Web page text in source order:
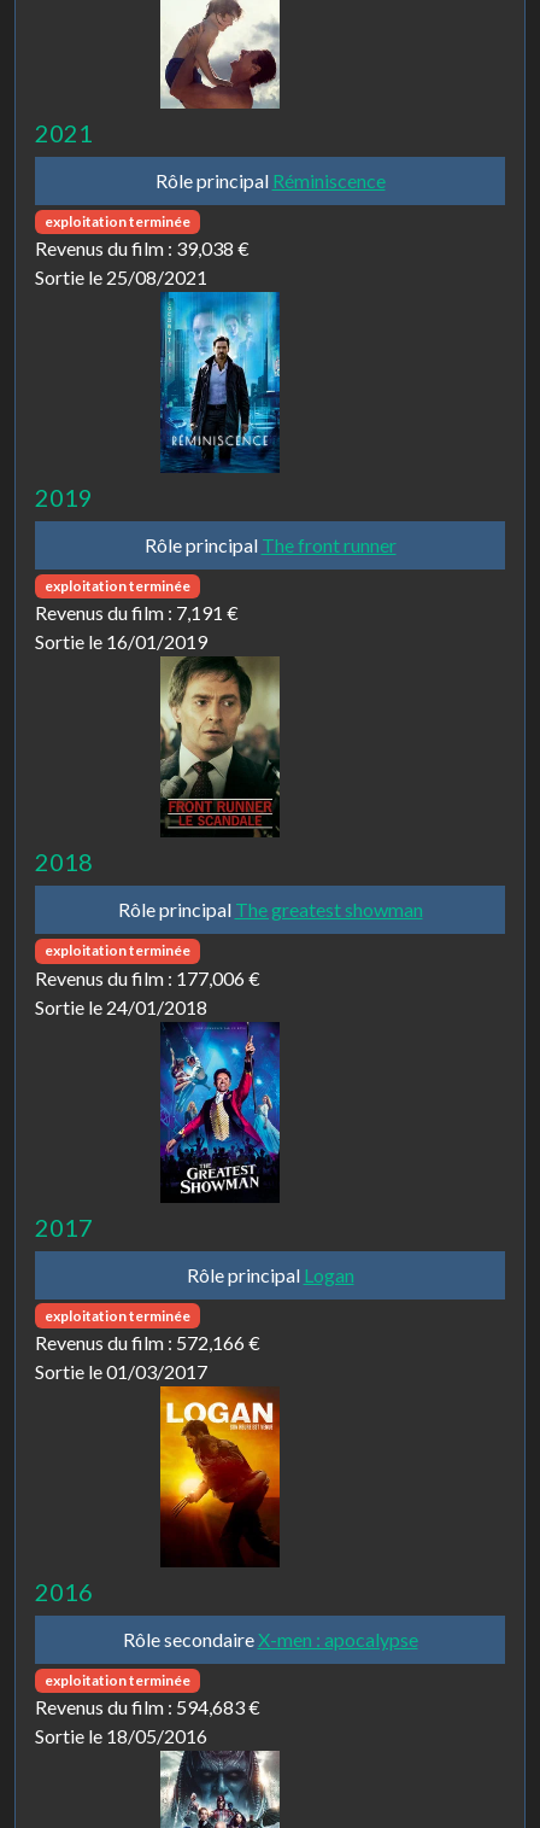
2021
Rôle principal Réminiscence
exploitation terminée
Revenus du film : 39,038 €
Sortie le 25/08/2021
2019
Rôle principal The front runner
exploitation terminée
Revenus du film : 7,191 €
Sortie le 16/01/2019
2018
Rôle principal The greatest showman
exploitation terminée
Revenus du film : 177,006 €
Sortie le 24/01/2018
2017
Rôle principal Logan
exploitation terminée
Revenus du film : 572,166 €
Sortie le 01/03/2017
2016
Rôle secondaireX-men : apocalypse
exploitation terminée
Revenus du film : 594,683 €
Sortie le 18/05/2016